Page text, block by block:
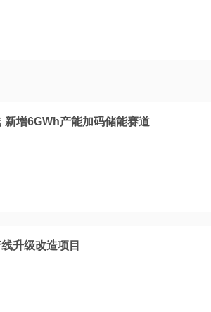
增6GWh产能加码储能赛道
升级改造项目